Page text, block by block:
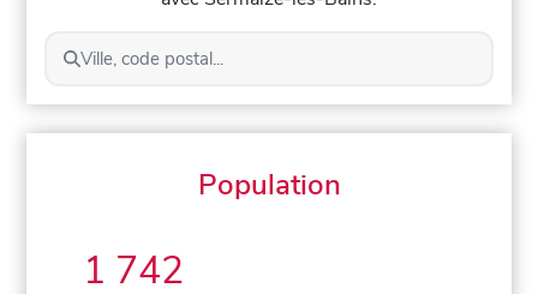
Ville, code postal...
Population
1 742